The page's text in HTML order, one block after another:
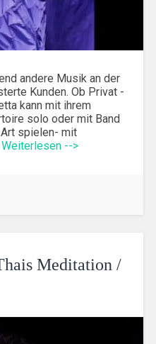
andere Musik an der
Kunden. Ob Privat -
kann mit ihrem
solo oder mit Band
spielen- mit
Weiterlesen -->
Meditation /